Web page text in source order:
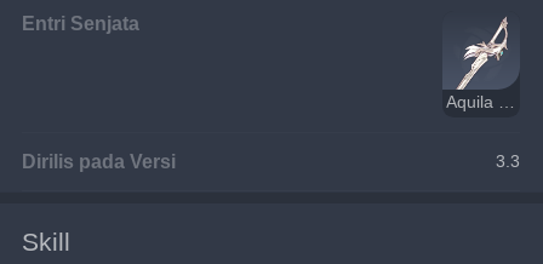
Entri Senjata
Aquila Favonia
Dirilis pada Versi 3.3
Skill